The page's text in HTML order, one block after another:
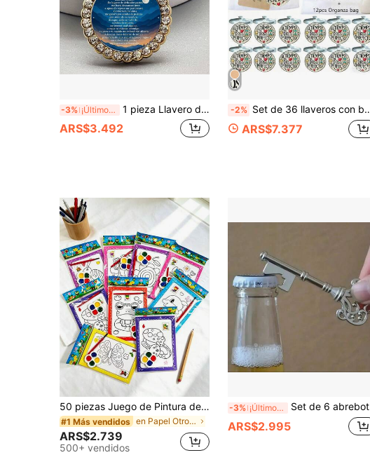
-3% ¡Últimos 3 días 1 pieza Llavero de aleación de zinc con patrón 2D de versículo bíblico Salmo 23 en español - Accesorio para coche, regalo de moda para hombres, hermanos, padres - Regalo para fiesta de Acción de Gracias y Navidad, recuerdo deportivo, diseño de paisaje de montaña y cielo nocturno, llavero duradero, recuerdo vintage, regalo religioso, diseño vintage
ARS$3.492
-2% Set de 36 llaveros con bendición religiosa española, incluye tarjeta de oración bilingüe (inglés y español) - Colgante de campana de metal, tarjeta y bolsa de organza, adecuado para bautizo, favor de boda, primera comunión, Navidad, Pascua - Suministros para fiestas católicas y regalos basados en la fe, mayorista para Ramadán/Eid Al-Fitr
ARS$7.377
50 piezas Juego de Pintura de Acuarela, Papel de Acuarela, Páginas para Colorear, Pintura y Garabatos de Acuarela DIY (Incluye 1 Tarjeta para Colorear, 1 Bolígrafo, 1 Pintura Semiseca de Cuatro Colores)
#1 Más vendidos en Papel Otros Favores De Fiesta
ARS$2.739
500+ vendidos
-3% ¡Últimos 3 días Set de 6 abrebotellas con forma de llave vintage de bronce, con cadena de perlas y dije de llave vintage, accesorio multifuncional y abrebotellas, adecuado para recuerdos de boda, fiestas y uso diario
ARS$2.995